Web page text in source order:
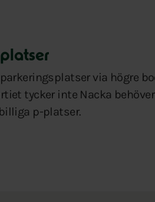
via högre
tycker inte Nacka
p-platser.